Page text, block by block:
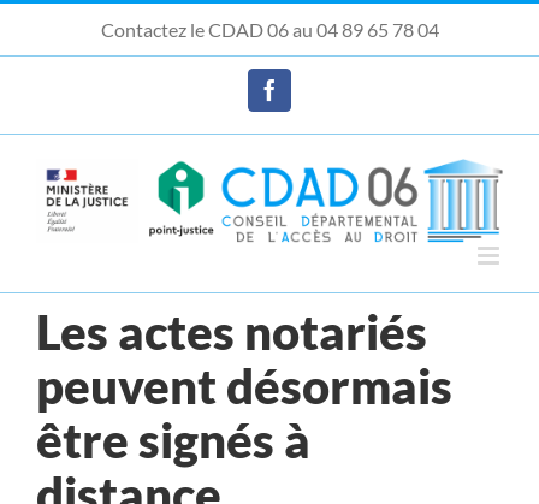
Ouvrir la barre d’outils
Contactez le CDAD 06 au 04 89 65 78 04
Facebook
Les actes notariés
peuvent désormais
être signés à